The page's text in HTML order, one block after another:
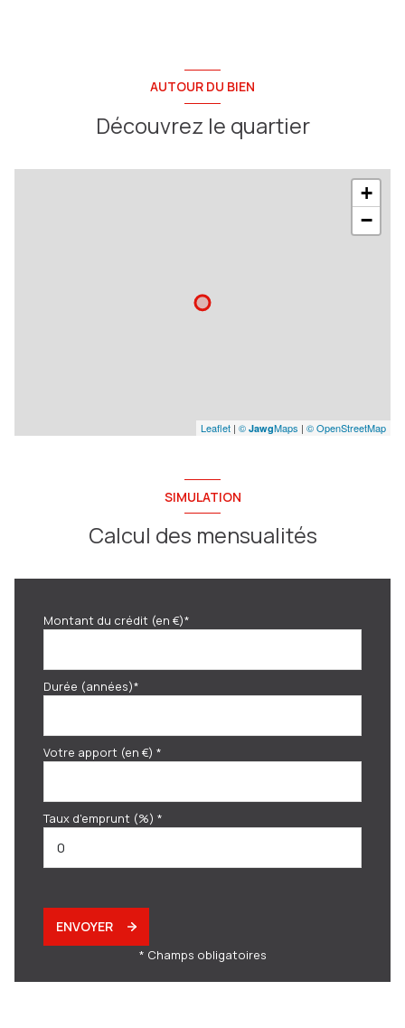
AUTOUR DU BIEN
Découvrez le quartier
+
−
Leaflet | © JawgMaps | © OpenStreetMap
SIMULATION
Calcul des mensualités
Montant du crédit (en €)*
Durée (années)*
Votre apport (en €) *
Taux d'emprunt (%) *
ENVOYER
* Champs obligatoires